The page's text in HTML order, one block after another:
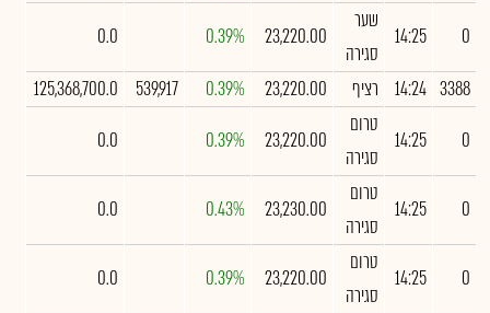
0
14:25
שער
סגירה
23,220.00
0.39%
0.0
3388
14:24 רציף 23,220.00
0.39%
539,917
125,368,700.0
0
14:25
טרום
סגירה
23,220.00
0.39%
0.0
0
14:25
טרום
סגירה
23,230.00
0.43%
0.0
0
14:25
טרום
סגירה
23,220.00
0.39%
0.0